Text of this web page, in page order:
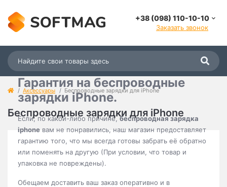
+38 (098) 110-10-10
Заказать звонок
Аксессуары Беспроводные зарядки для iPhone
Беспроводные зарядки для iPhone
техники.
зарядки прекрасно справляются с заданием, а мы
предоставляем возможность выбрать понравившуюся и
докупить многофункциональный переходник.
Гарантия на беспроводные
зарядки iPhone.
Если, по какой-либо причине,беспроводная зарядка
iphone вам не понравились, наш магазин предоставляет
гарантию того, что мы всегда готовы забрать её обратно
или поменять на другую (При условии, что товар и
упаковка не повреждены).
Обещаем доставить ваш заказ оперативно и в